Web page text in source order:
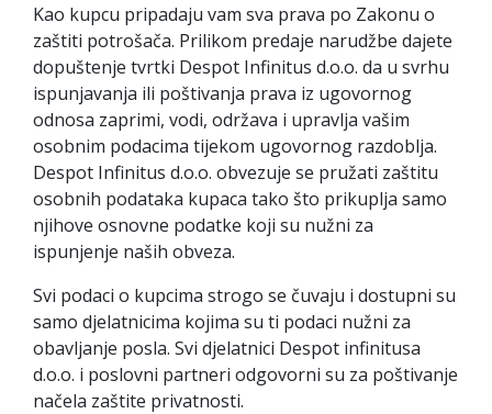
Kao kupcu pripadaju vam sva prava po Zakonu o
zaštiti potrošača. Prilikom predaje narudžbe dajete
dopuštenje tvrtki Despot Infinitus d.o.o. da u svrhu
ispunjavanja ili poštivanja prava iz ugovornog
odnosa zaprimi, vodi, održava i upravlja vašim
osobnim podacima tijekom ugovornog razdoblja.
Despot Infinitus d.o.o. obvezuje se pružati zaštitu
osobnih podataka kupaca tako što prikuplja samo
njihove osnovne podatke koji su nužni za
ispunjenje naših obveza.
Svi podaci o kupcima strogo se čuvaju i dostupni su
samo djelatnicima kojima su ti podaci nužni za
obavljanje posla. Svi djelatnici Despot infinitusa
d.o.o. i poslovni partneri odgovorni su za poštivanje
načela zaštite privatnosti.